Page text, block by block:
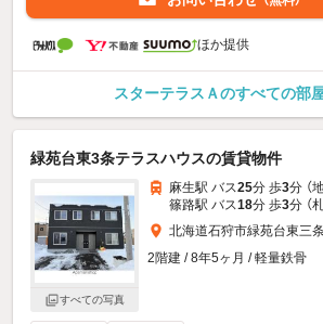
ほか提供
スターテラスＡのすべての部
緑苑台東3条テラスハウスの賃貸物件
すべての写真
麻生駅 バス25分 歩3分 （
篠路駅 バス18分 歩3分 （
北海道石狩市緑苑台東三
2階建 / 8年5ヶ月 / 軽量鉄骨